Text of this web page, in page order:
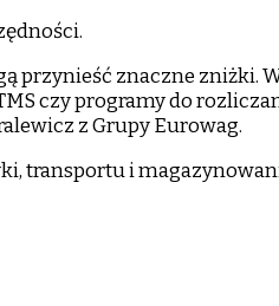
przynieść znaczne zniżki.
czy programy do
z Grupy Eurowag.
transportu i